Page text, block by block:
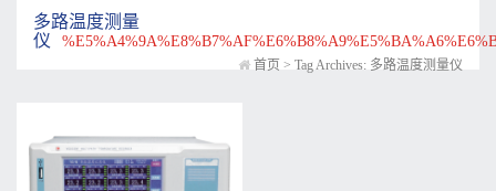
多路温度测量
仪
首页 > Tag Archives: 多路温度测量仪